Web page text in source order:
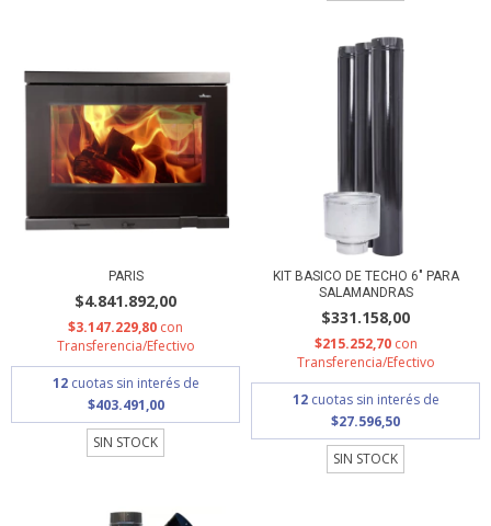
PARIS
$4.841.892,00
$3.147.229,80 con
Transferencia/Efectivo
12 cuotas sin interés de
$403.491,00
SIN STOCK
KIT BASICO DE TECHO 6" PARA
SALAMANDRAS
$331.158,00
$215.252,70 con
Transferencia/Efectivo
12 cuotas sin interés de
$27.596,50
SIN STOCK